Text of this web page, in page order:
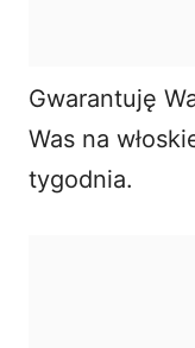
Gwarantuję
Was na
tygodnia.